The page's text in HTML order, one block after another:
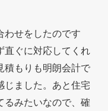
わせをしたのです
直ぐに対応してくれ
積もりも明朗会計で
じました。あと住宅
るみたいなので、確